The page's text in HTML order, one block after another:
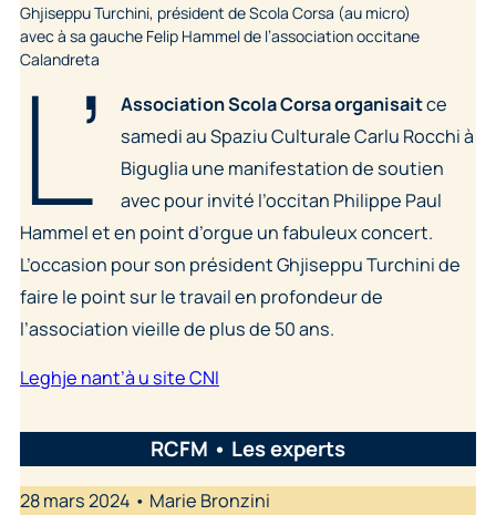
Ghjiseppu Turchini, président de Scola Corsa (au micro)
avec à sa gauche Felip Hammel de l’association occitane
Calandreta
L’ Association Scola Corsa organisaitce
samedi au Spaziu Culturale Carlu Rocchi à
Biguglia une manifestation de soutien
avec pour invité l’occitan Philippe Paul
Hammel et en point d’orgue un fabuleux concert.
L’occasion pour son président Ghjiseppu Turchini de
faire le point sur le travail en profondeur de
l’association vieille de plus de 50 ans.
Leghje nant’à u site CNI
RCFM • Les experts
28 mars 2024 • Marie Bronzini